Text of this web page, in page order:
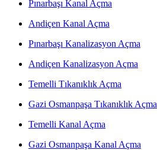
Pınarbaşı Kanal Açma
Andiçen Kanal Açma
Pınarbaşı Kanalizasyon Açma
Andiçen Kanalizasyon Açma
Temelli Tıkanıklık Açma
Gazi Osmanpaşa Tıkanıklık Açma
Temelli Kanal Açma
Gazi Osmanpaşa Kanal Açma